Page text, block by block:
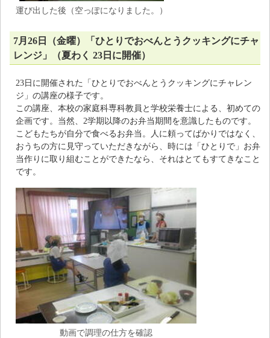
運び出した後（空っぽになりました。）
7月26日（金曜）「ひとりでおべんとうクッキングにチャ
レンジ」（夏わく 23日に開催）
23日に開催された「ひとりでおべんとうクッキングにチャレン
ジ」の講座の様子です。
この講座、本校の家庭科専科教員と学校栄養士による、初めての
企画です。当然、2学期以降のお弁当期間を意識したものです。
こどもたちが自分で食べるお弁当。人に頼ってばかりではなく、
おうちの方に見守っていただきながら、時には「ひとりで」お弁
当作りに取り組むことができたなら、それはとてもすてきなこと
です。
動画で調理の仕方を確認